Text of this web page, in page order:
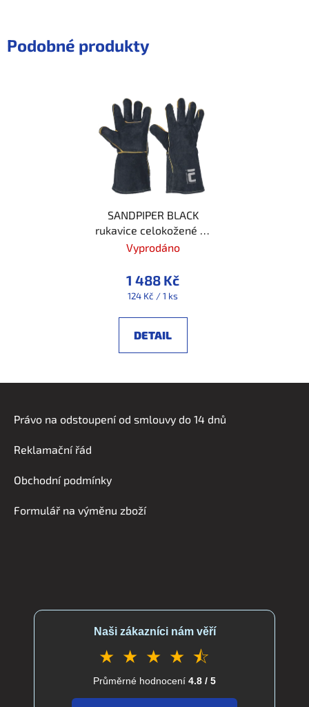
Podobné produkty
SANDPIPER BLACK
rukavice celokožené 12
PÁRŮ
Vyprodáno
1 488 Kč
Měrná
124 Kč / 1 ks
DETAIL
Právo na odstoupení od smlouvy do 14 dnů
Reklamační řád
Obchodní podmínky
Formulář na výměnu zboží
Naši zákazníci nám věří
★ ★ ★ ★ ⯪
Průměrné hodnocení 4.8 / 5